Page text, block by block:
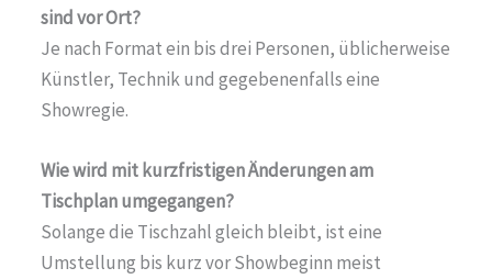
sind vor Ort?
Je nach Format ein bis drei Personen, üblicherweise
Künstler, Technik und gegebenenfalls eine
Showregie.
Wie wird mit kurzfristigen Änderungen am
Tischplan umgegangen?
Solange die Tischzahl gleich bleibt, ist eine
Umstellung bis kurz vor Showbeginn meist